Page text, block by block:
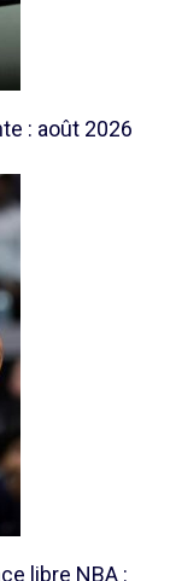
: août 2026
libre NBA :